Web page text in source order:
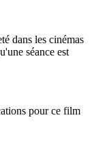
dans les cinémas
séance est
pour ce film